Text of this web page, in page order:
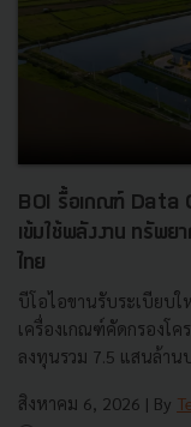
BOI รื้อเกณฑ์ Data
เข้มใช้พลังงาน ทรัพย
ไทย
บีโอไอขานรับระเบียบ
เครื่องเกณฑ์คัดกรองโค
ลงทุนรวม 7.5 แสนล้า
สิงหาคม 6, 2026 | By